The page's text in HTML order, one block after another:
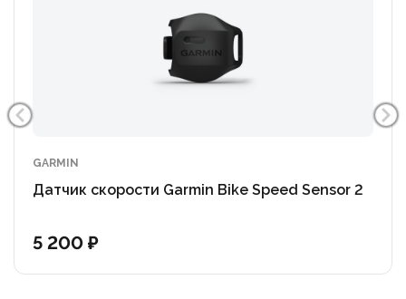
GARMIN
Датчик скорости Garmin Bike Speed Sensor 2
5 200 ₽